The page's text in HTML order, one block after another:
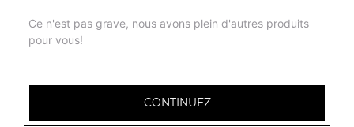
Tiramisu
Ce n'est pas grave, nous avons plein d'autres produits
pour vous!
CONTINUEZ